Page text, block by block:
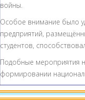
войны.
Особое внимание было
предприятий,
студентов,
Подобные мероприятия
формировании